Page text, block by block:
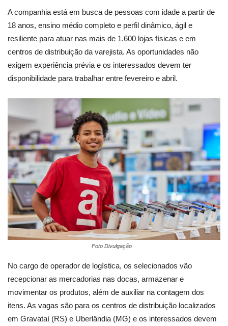
A companhia está em busca de pessoas com idade a partir de
18 anos, ensino médio completo e perfil dinâmico, ágil e
resiliente para atuar nas mais de 1.600 lojas físicas e em
centros de distribuição da varejista. As oportunidades não
exigem experiência prévia e os interessados devem ter
disponibilidade para trabalhar entre fevereiro e abril.
Foto Divulgação
No cargo de operador de logística, os selecionados vão
recepcionar as mercadorias nas docas, armazenar e
movimentar os produtos, além de auxiliar na contagem dos
itens. As vagas são para os centros de distribuição localizados
em Gravataí (RS) e Uberlândia (MG) e os interessados devem